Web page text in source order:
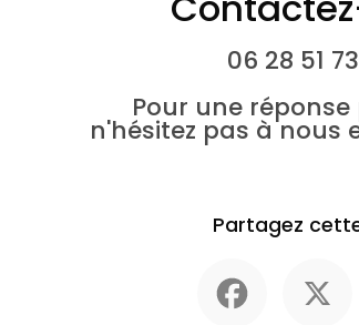
06 28 51
Pour une
n'hésitez pas à nous
Partagez